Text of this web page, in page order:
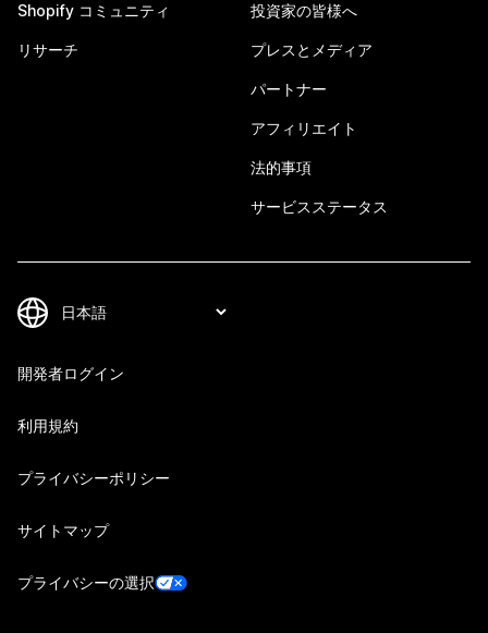
Shopify コミュニティ
リサーチ
投資家の皆様へ
プレスとメディア
パートナー
アフィリエイト
法的事項
サービスステータス
開発者ログイン
利用規約
プライバシーポリシー
サイトマップ
プライバシーの選択